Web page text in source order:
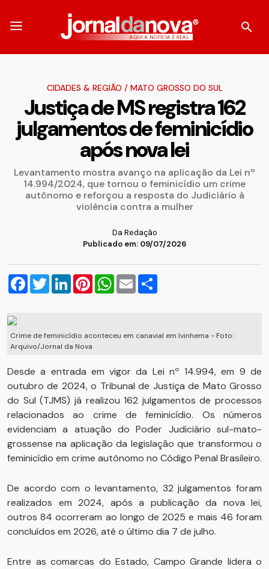
CIDADES & REGIÃO / MATO GROSSO DO SUL
Justiça de MS registra 162
julgamentos de feminicídio
após nova lei
Levantamento mostra avanço na aplicação da Lei nº
14.994/2024, que tornou o feminicídio um crime
autônomo e reforçou a resposta do Judiciário à
violência contra a mulher
Da Redação
Publicado em: 09/07/2026
Facebook
TwitterLinkedInPinterestWhatsApp
Email
Crime de feminicídio aconteceu em canavial em Ivinhema - Foto:
Arquivo/Jornal da Nova
Desde a entrada em vigor da Lei nº 14.994, em 9 de
outubro de 2024, o Tribunal de Justiça de Mato Grosso
do Sul (TJMS) já realizou 162 julgamentos de processos
relacionados ao crime de feminicídio. Os números
evidenciam a atuação do Poder Judiciário sul-mato-
grossense na aplicação da legislação que transformou o
feminicídio em crime autônomo no Código Penal Brasileiro.
De acordo com o levantamento, 32 julgamentos foram
realizados em 2024, após a publicação da nova lei,
outros 84 ocorreram ao longo de 2025 e mais 46 foram
concluídos em 2026, até o último dia 7 de julho.
Entre as comarcas do Estado, Campo Grande lidera o